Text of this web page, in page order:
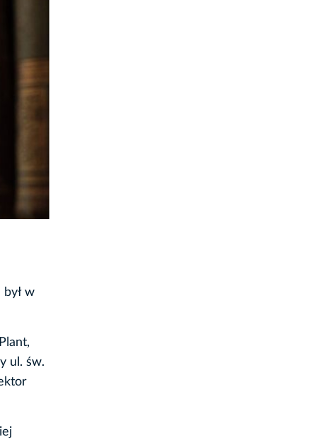
w
ul. św.